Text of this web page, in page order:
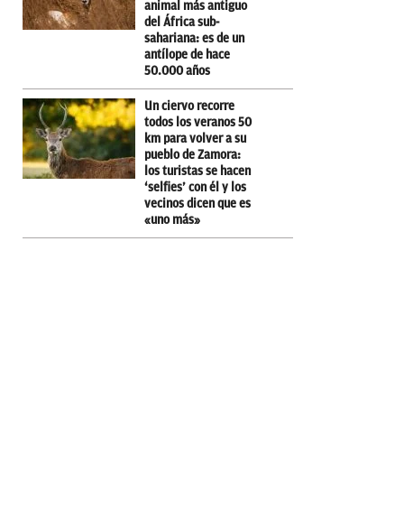
animal más antiguo
del África sub-
sahariana: es de un
antílope de hace
50.000 años
Un ciervo recorre
todos los veranos 50
km para volver a su
pueblo de Zamora:
los turistas se hacen
‘selfies’ con él y los
vecinos dicen que es
«uno más»